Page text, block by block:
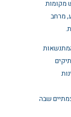
מקומות
מרחב
שבה